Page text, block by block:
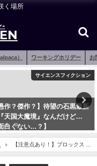
く場所
-
） ワーキングホリデー お
サイエンスフィクション
作？傑作？】待望の石黒最新
天国大魔境』なんだけど…
白くない…？】
【注意点あり！】プロックス タ